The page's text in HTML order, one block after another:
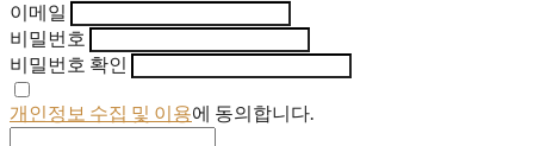
이메일
비밀번호
비밀번호 확인
개인정보 수집 및 이용에 동의합니다.